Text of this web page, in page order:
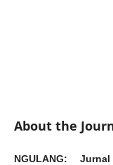
About the
NGULANG: